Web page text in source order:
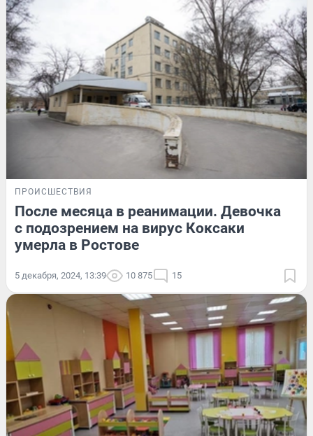
ПРОИСШЕСТВИЯ
После месяца в реанимации. Девочка
с подозрением на вирус Коксаки
умерла в Ростове
5 декабря, 2024, 13:39 10 875 15